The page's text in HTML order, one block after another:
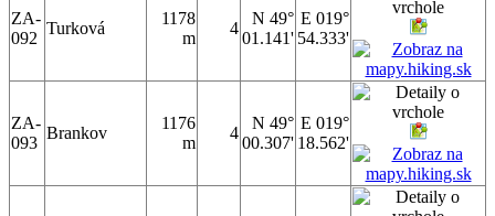
ZA-
092
Turková
1178
m
4
N 49°
01.141'
E 019°
54.333'
ZA-
093
Brankov
1176
m
4
N 49°
00.307'
E 019°
18.562'